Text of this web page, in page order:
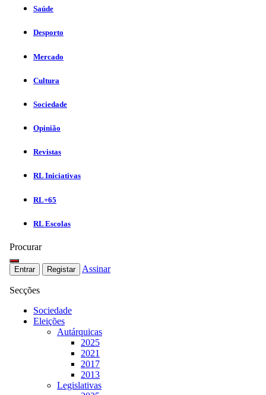
Saúde
Desporto
Mercado
Cultura
Sociedade
Opinião
Revistas
RL Iniciativas
RL+65
RL Escolas
Procurar
Entrar Registar Assinar
Secções
Sociedade
Eleições
Autárquicas
2025
2021
2017
2013
Legislativas